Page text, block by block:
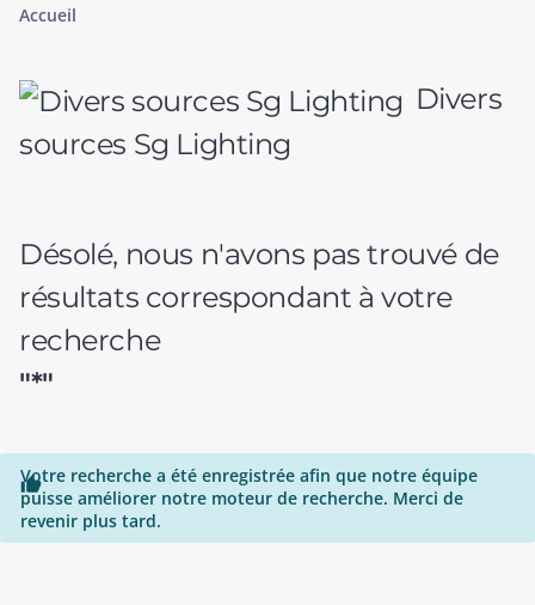
Accueil
Divers
sources Sg Lighting
Désolé, nous n'avons pas trouvé de
résultats correspondant à votre
recherche
"*"

Votre recherche a été enregistrée afin que notre équipe
puisse améliorer notre moteur de recherche. Merci de
revenir plus tard.